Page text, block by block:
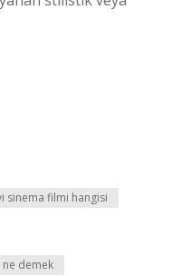
sinema filmi hangisi
ne demek